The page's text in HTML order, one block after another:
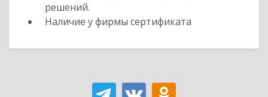
решений.
Наличие у фирмы сертификата